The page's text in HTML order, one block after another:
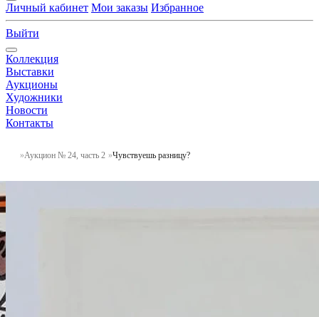
Личный кабинет Мои заказы Избранное
Выйти
Коллекция
Выставки
Аукционы
Художники
Новости
Контакты
Аукцион № 24, часть 2 Чувствуешь разницу?